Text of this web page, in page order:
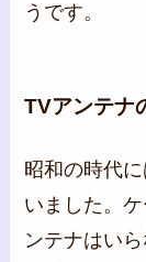
うです。
TVアンテナ
昭和の時代
いました。
ンテナはい